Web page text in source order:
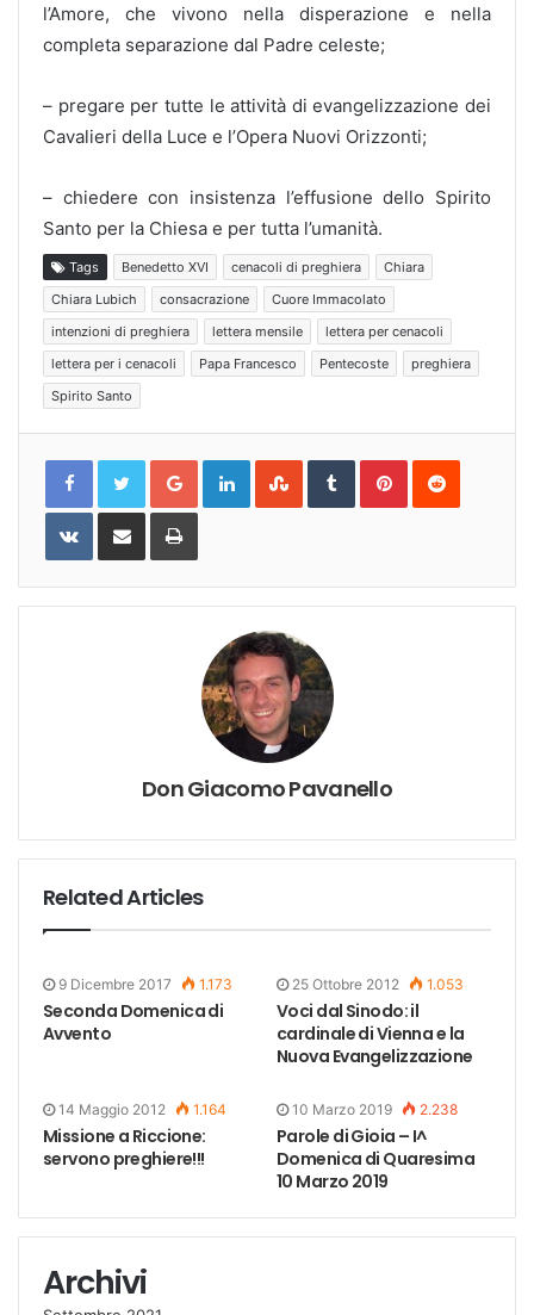
l’Amore, che vivono nella disperazione e nella
completa separazione dal Padre celeste;
– pregare per tutte le attività di evangelizzazione dei
Cavalieri della Luce e l’Opera Nuovi Orizzonti;
– chiedere con insistenza l’effusione dello Spirito
Santo per la Chiesa e per tutta l’umanità.
Tags Benedetto XVI cenacoli di preghiera
Chiara
Chiara Lubich
consacrazione
Cuore Immacolato
intenzioni di preghiera
lettera mensile
lettera per cenacoli
lettera per i cenacoli
Papa Francesco Pentecoste
preghiera
Spirito Santo
Google+LinkedInStumbleUpon
TumblrPinterestReddit
VKontakteShare
Email
Print
Don Giacomo Pavanello
Related Articles
9 Dicembre 2017 1.173
Seconda Domenica di
Avvento
25 Ottobre 2012 1.053
Voci dal Sinodo: il
cardinale di Vienna e la
Nuova Evangelizzazione
14 Maggio 2012 1.164
Missione a Riccione:
servono preghiere!!!
10 Marzo 2019 2.238
Parole di Gioia – I^
Domenica di Quaresima
10 Marzo 2019
Archivi